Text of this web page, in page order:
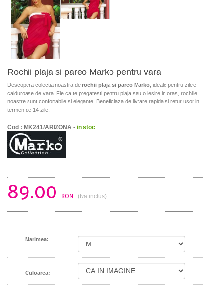
Rochii plaja si pareo Marko pentru vara
Descopera colectia noastra de rochii plaja si pareo Marko , ideale pentru zilele
calduroase de vara. Fie ca te pregatesti pentru plaja sau o iesire in oras, rochiile
noastre sunt confortabile si elegante. Beneficiaza de livrare rapida si retur usor in
termen de 14 zile.
Cod : MK241/ARIZONA - in stoc
89.00 RON (tva inclus)
Marimea:
Culoarea: